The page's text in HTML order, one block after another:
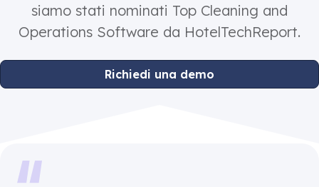
siamo stati nominati Top Cleaning and
Operations Software da HotelTechReport.
Richiedi una demo